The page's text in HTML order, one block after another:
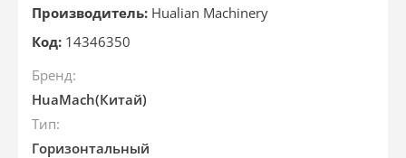
Производитель: Hualian Machinery
Код: 14346350
Бренд:
HuaMach(Китай)
Тип:
Горизонтальный